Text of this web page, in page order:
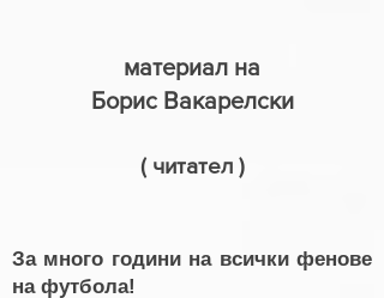
материал на
Борис Вакарелски
( читател )
За много години на всички фенове
на футбола!